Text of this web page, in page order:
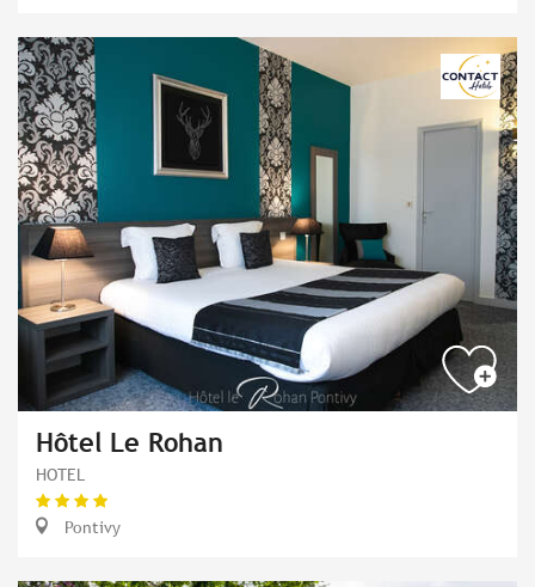
Hôtel Le Rohan
HOTEL
Pontivy